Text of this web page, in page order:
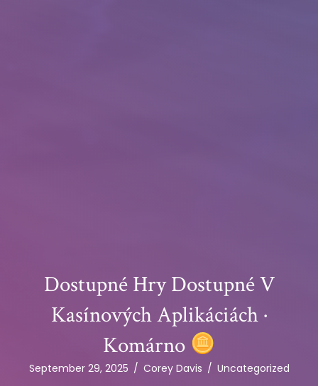
Dostupné Hry Dostupné V
Kasínových Aplikáciách ·
Komárno
September 29, 2025 / Corey Davis / Uncategorized